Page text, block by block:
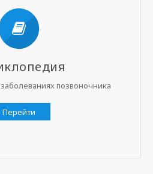
позвоночника
Перейти